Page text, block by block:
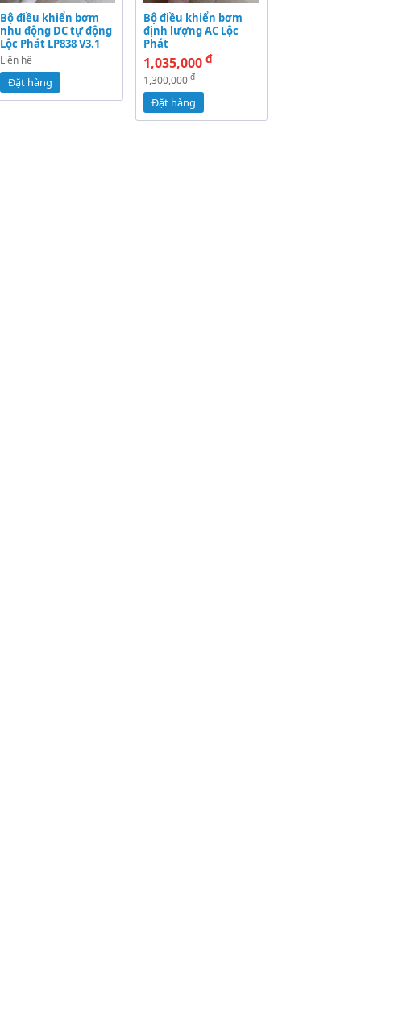
Bộ điều khiển bơm
nhu động DC tự động
Lộc Phát LP838 V3.1
Liên hệ
Đặt hàng
Bộ điều khiển bơm
định lượng AC Lộc
Phát
1,035,000đ
1,300,000đ
Đặt hàng